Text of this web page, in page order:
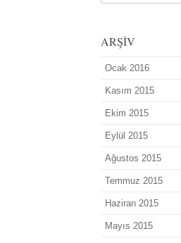
ARŞİV
Ocak 2016
Kasım 2015
Ekim 2015
Eylül 2015
Ağustos 2015
Temmuz 2015
Haziran 2015
Mayıs 2015